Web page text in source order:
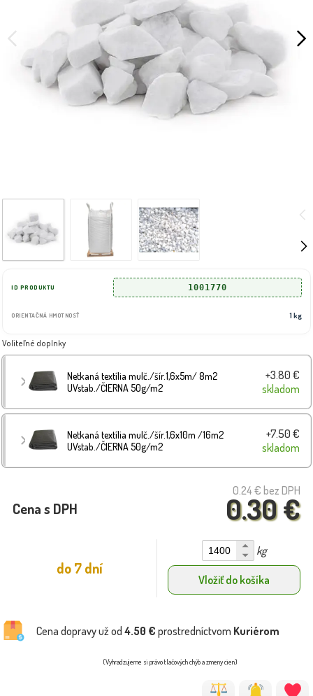
ID PRODUKTU 1001770
ORIENTAČNÁ HMOTNOSŤ 1 kg
Voliteľné doplnky
Netkaná textília mulč./šír.1,6x5m/ 8m2
UVstab./ČIERNA 50g/m2
+3.80 €
skladom
Netkaná textília mulč./šír.1,6x10m /16m2
UVstab./ČIERNA 50g/m2
+7.50 €
skladom
0.24 € bez DPH
0.30 €
Cena s DPH
do 7 dní
kg
Vložiť do košíka
Cena dopravy už od 4.50 € prostredníctvom Kuriérom
(Vyhradzujeme si právo tlačových chýb a zmeny cien)